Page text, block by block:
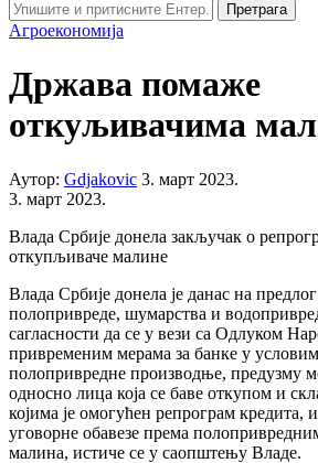
Претрага
Агроекономија
Држава помаже
откуљивачима
Аутор: Gdjakovic 3. март 2023.
3. март 2023.
Влада Србије донела закључак о
откупљиваче малине
Влада Србије донела је данас на
полопривреде, шумарства и
сагласности да се у вези са Одлуком
привременим мерама за банке у
полопривредне производње, предузму
односно лица која се баве откупом и
којима је омогућен репрограм кредита,
уговорне обавезе према
малина, истиче се у саопштењу Владе.